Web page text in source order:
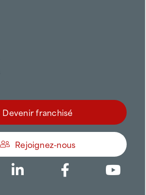
Devenir franchisé
Rejoignez-nous